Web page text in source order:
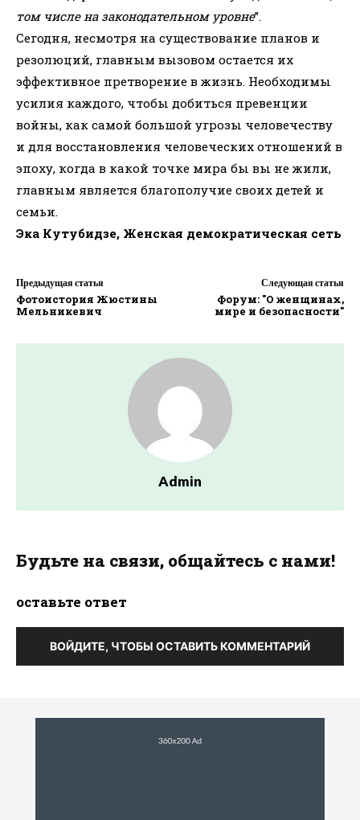
том числе на законодательном уровне”.
Сегодня, несмотря на существование планов и
резолюций, главным вызовом остается их
эффективное претворение в жизнь. Необходимы
усилия каждого, чтобы добиться превенции
войны, как самой большой угрозы человечеству
и для восстановления человеческих отношений в
эпоху, когда в какой точке мира бы вы не жили,
главным является благополучие своих детей и
семьи.
Эка Кутубидзе, Женская демократическая сеть
Предыдущая статья
Фотоистория Жюстины
Мельникевич
Следующая статья
Форум: "О женщинах,
мире и безопасности"
Admin
Будьте на связи, общайтесь с нами!
оставьте ответ
ВОЙДИТЕ, ЧТОБЫ ОСТАВИТЬ КОММЕНТАРИЙ